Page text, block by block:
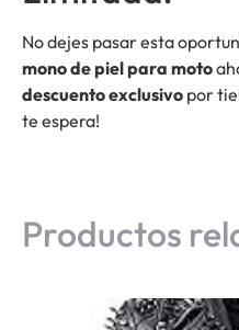
No dejes pasar esta
mono de piel para moto
descuento exclusivo por
te espera!
Productos